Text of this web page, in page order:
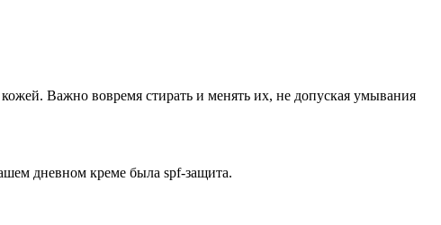
Важно вовремя стирать и менять их, не допуская умывания
дневном креме была spf-защита.